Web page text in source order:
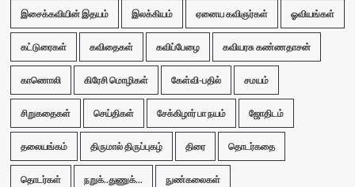
இசைக்கவியின் இதயம் இலக்கியம் ஏனைய கவிஞர்கள் ஓவியங்கள்
கட்டுரைகள் கவிதைகள் கவிப்பேழை கவியரசு கண்ணதாசன்
காணொலி கிரேசி மொழிகள் கேள்வி-பதில் சமயம்
சிறுகதைகள் செய்திகள் சேக்கிழார் பா நயம் ஜோதிடம்
தலையங்கம் திருமால் திருப்புகழ் திரை தொடர்கதை
தொடர்கள் நறுக்..துணுக்... நுண்கலைகள்